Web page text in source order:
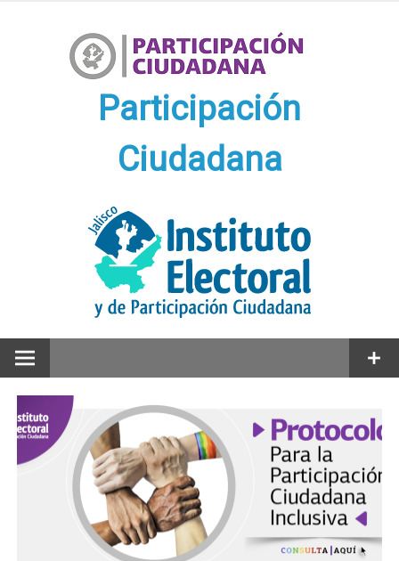
Participación
Ciudadana